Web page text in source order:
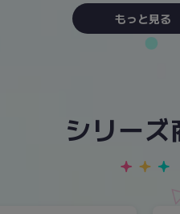
もっと見る
シリーズ